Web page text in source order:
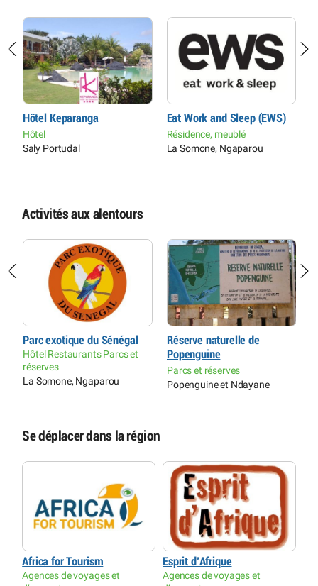
Hôtel Keparanga
Hôtel
Saly Portudal
Eat Work and Sleep (EWS)
Résidence, meublé
La Somone, Ngaparou
Activités aux alentours
Parc exotique du Sénégal
Hôtel Restaurants Parcs et
réserves
La Somone, Ngaparou
Réserve naturelle de
Popenguine
Parcs et réserves
Popenguine et Ndayane
Se déplacer dans la région
Africa for Tourism
Agences de voyages et
Esprit d’Afrique
Agences de voyages et